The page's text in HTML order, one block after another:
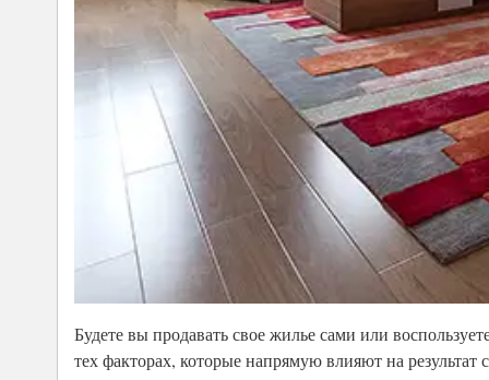
Будете вы продавать свое жилье сами или
тех факторах, которые напрямую влияют на результат